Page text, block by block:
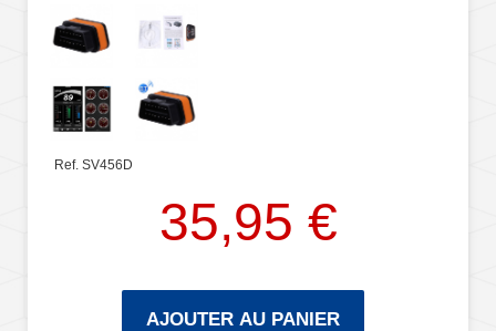
Ref. SV456D
35,95 €
AJOUTER AU PANIER